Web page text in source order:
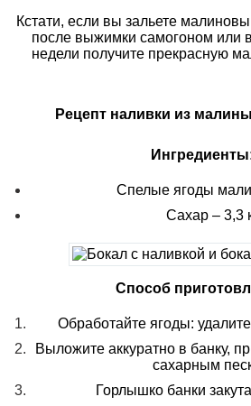
Кстати, если вы зальете
после выжимки самогоном или
недели получите прекрасную
Рецепт наливки из
Спелые ягоды
Сахар – 3,3
Способ
Обработайте ягоды:
Выложите аккуратно в банку,
сахарным
Горлышко банки